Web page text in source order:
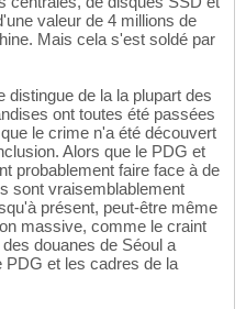
valeur de 4 millions de
Mais cela s'est soldé par
distingue de la la plupart des
ont toutes été passées
le crime n'a été découvert
Alors que le PDG et
probablement faire face à de
sont vraisemblablement
présent, peut-être même
massive, comme le craint
douanes de Séoul a
PDG et les cadres de la